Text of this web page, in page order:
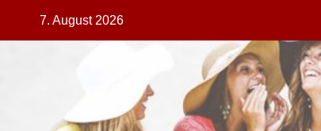
7. August 2026